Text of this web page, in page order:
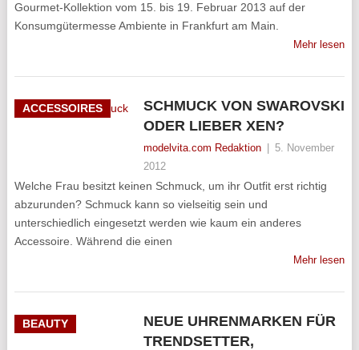
Gourmet-Kollektion vom 15. bis 19. Februar 2013 auf der
Konsumgütermesse Ambiente in Frankfurt am Main.
Mehr lesen
ACCESSOIRES
SCHMUCK VON SWAROVSKI
ODER LIEBER XEN?
modelvita.com Redaktion
5. November
2012
Welche Frau besitzt keinen Schmuck, um ihr Outfit erst richtig
abzurunden? Schmuck kann so vielseitig sein und
unterschiedlich eingesetzt werden wie kaum ein anderes
Accessoire. Während die einen
Mehr lesen
BEAUTY
NEUE UHRENMARKEN FÜR
TRENDSETTER,